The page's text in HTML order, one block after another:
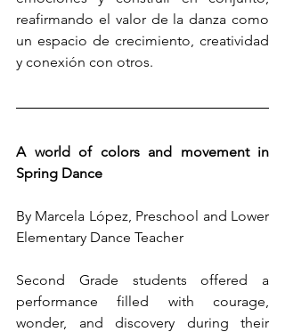
reafirmando el valor de la danza como
un espacio de crecimiento, creatividad
y conexión con otros.
A world of colors and movement in
Spring Dance
By Marcela López, Preschool and Lower
Elementary Dance Teacher
Second Grade students offered a
performance filled with courage,
wonder, and discovery during their